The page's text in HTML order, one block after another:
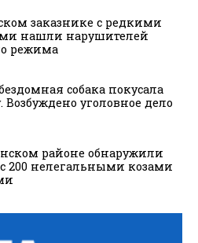
заказнике с редкими
нашли нарушителей
режима
собака покусала
уголовное дело
районе обнаружили
200 нелегальными козами